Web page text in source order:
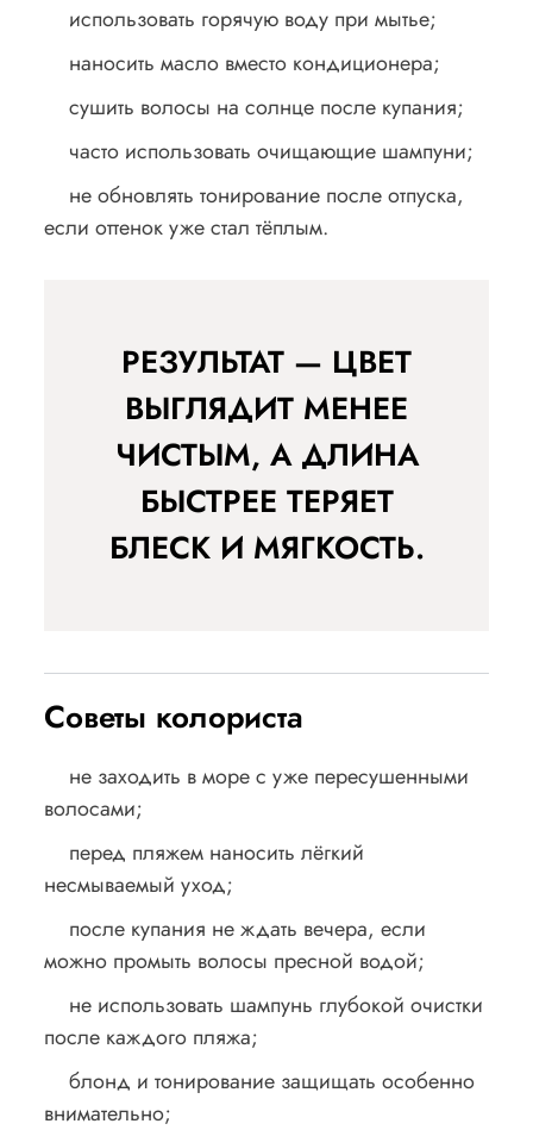
использовать горячую воду при мытье;
наносить масло вместо кондиционера;
сушить волосы на солнце после купания;
часто использовать очищающие шампуни;
не обновлять тонирование после отпуска,
если оттенок уже стал тёплым.
РЕЗУЛЬТАТ — ЦВЕТ
ВЫГЛЯДИТ МЕНЕЕ
ЧИСТЫМ, А ДЛИНА
БЫСТРЕЕ ТЕРЯЕТ
БЛЕСК И МЯГКОСТЬ.
Советы колориста
не заходить в море с уже пересушенными
волосами;
перед пляжем наносить лёгкий
несмываемый уход;
после купания не ждать вечера, если
можно промыть волосы пресной водой;
не использовать шампунь глубокой очистки
после каждого пляжа;
блонд и тонирование защищать особенно
внимательно;